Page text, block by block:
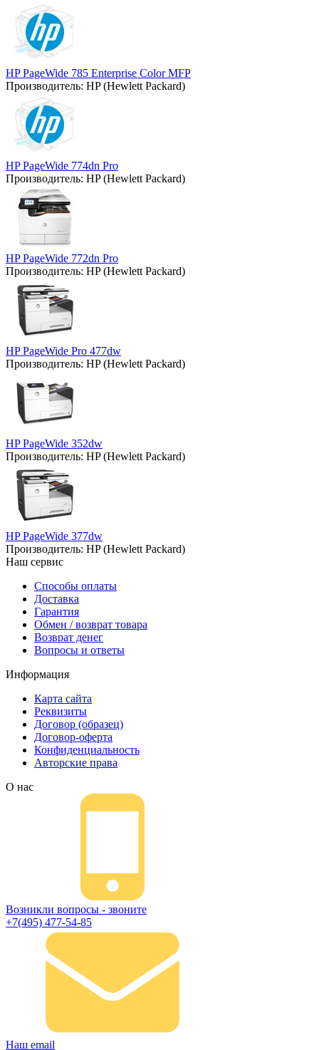
HP PageWide 785 Enterprise Color MFP
Производитель: HP (Hewlett Packard)
HP PageWide 774dn Pro
Производитель: HP (Hewlett Packard)
HP PageWide 772dn Pro
Производитель: HP (Hewlett Packard)
HP PageWide Pro 477dw
Производитель: HP (Hewlett Packard)
HP PageWide 352dw
Производитель: HP (Hewlett Packard)
HP PageWide 377dw
Производитель: HP (Hewlett Packard)
Наш сервис
Способы оплаты
Доставка
Гарантия
Обмен / возврат товара
Возврат денег
Вопросы и ответы
Информация
Карта сайта
Реквизиты
Договор (образец)
Договор-оферта
Конфиденциальность
Авторские права
О нас
Возникли вопросы - звоните
+7(495) 477-54-85
Наш email